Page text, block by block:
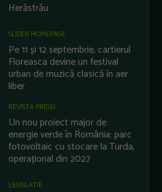
Herăstrău
SLIDER HOMEPAGE
Pe 11 și 12 septembrie, cartierul
Floreasca devine un festival
urban de muzică clasică în aer
liber
REVISTA PRESEI
Un nou proiect major de
energie verde în România: parc
fotovoltaic cu stocare la Turda,
operațional din 2027
LEGISLATIE